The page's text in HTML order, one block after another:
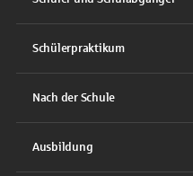
Schülerpraktikum
Nach der Schule
Ausbildung